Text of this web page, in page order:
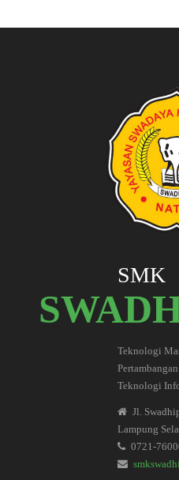
SMK
Teknologi
Teknologi
Jl.
Lampung
0721-